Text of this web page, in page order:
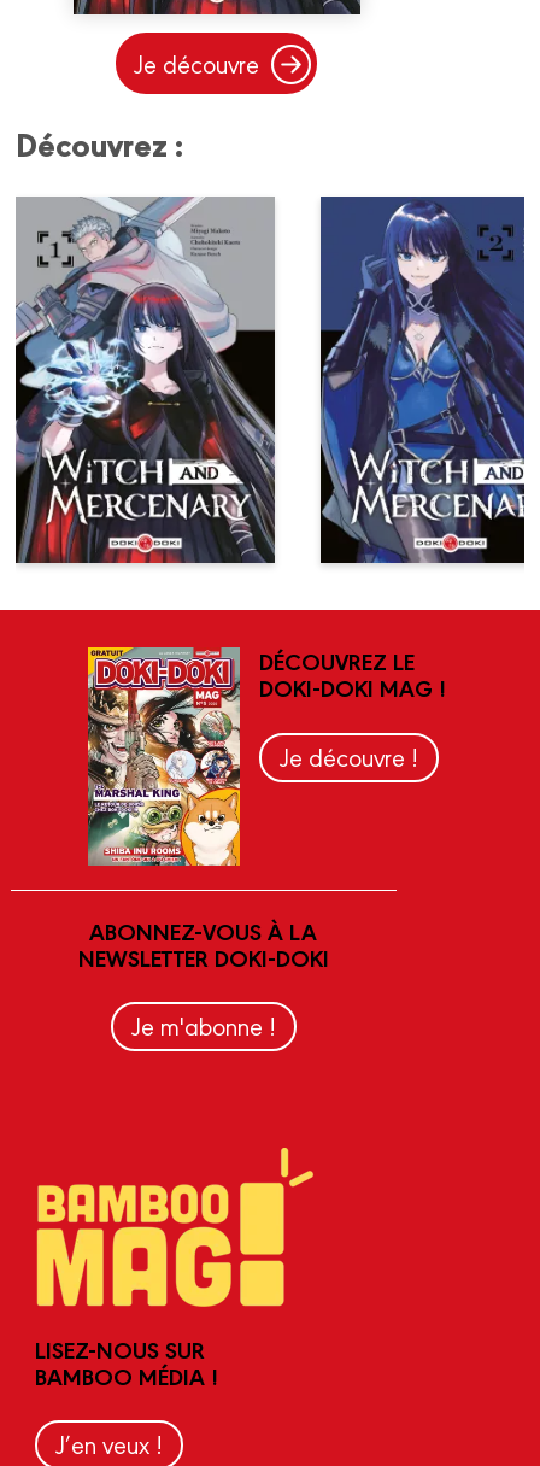
Je découvre
Découvrez :
DÉCOUVREZ LE
DOKI-DOKI MAG !
Je découvre !
ABONNEZ-VOUS À LA
NEWSLETTER DOKI-DOKI
Je m'abonne !
LISEZ-NOUS SUR
BAMBOO MÉDIA !
J’en veux !